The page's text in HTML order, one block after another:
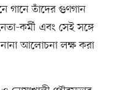
গানে তাঁদের গুণগান
কর্মী এবং সেই সঙ্গে
নানা আলোচনা লক্ষ করা